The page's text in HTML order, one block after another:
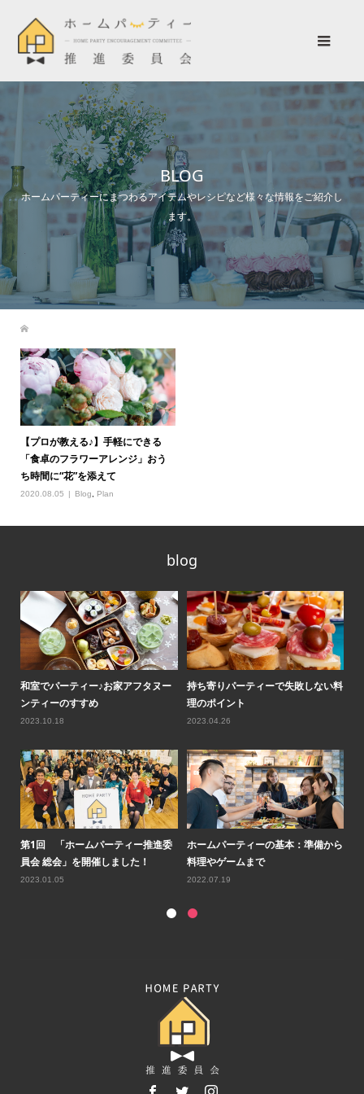
BLOG
ホームパーティーにまつわるアイテムやレシピなど様々な情報をご紹介し
ます。
【プロが教える♪】手軽にできる
「食卓のフラワーアレンジ」おう
ち時間に“花”を添えて
2020.08.05 Blog, Plan
blog
和室でパーティー♪お家アフタヌー
ンティーのすすめ
2023.10.18
持ち寄りパーティーで失敗しない料
理のポイント
2023.04.26
第1回 「ホームパーティー推進委
員会 総会」を開催しました！
2023.01.05
ホームパーティーの基本：準備から
料理やゲームまで
2022.07.19